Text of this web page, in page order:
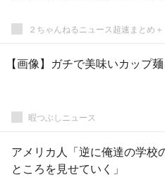
２ちゃんねるニュース超速まとめ＋
【画像】ガチで美味いカップ
暇つぶしニュース
アメリカ人「逆に俺達の学校
ところを見せていく」